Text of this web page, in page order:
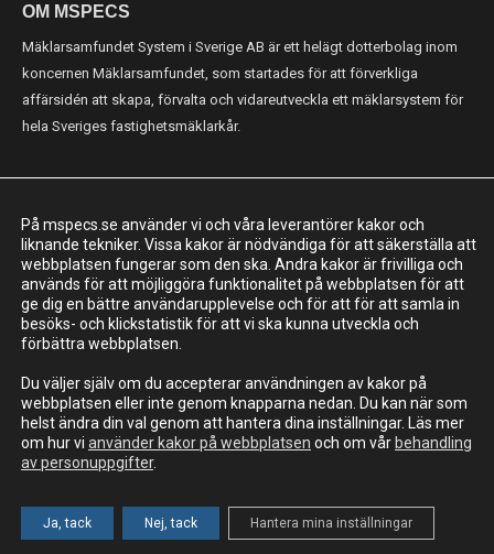
OM MSPECS
Mäklarsamfundet System i Sverige AB är ett helägt dotterbolag inom
koncernen Mäklarsamfundet, som startades för att förverkliga
affärsidén att skapa, förvalta och vidareutveckla ett mäklarsystem för
hela Sveriges fastighetsmäklarkår.
Mäklarsamfundet System i Sverige AB
Adress: Luntmakargatan 26, 111 37 Stockholm
010-221 61 00
support@mspecs.se
Information om personuppgifter
Cookies © MSIS AB 2023
På mspecs.se använder vi och våra leverantörer kakor och
liknande tekniker. Vissa kakor är nödvändiga för att säkerställa att
webbplatsen fungerar som den ska. Andra kakor är frivilliga och
används för att möjliggöra funktionalitet på webbplatsen för att
ge dig en bättre användarupplevelse och för att för att samla in
besöks- och klickstatistik för att vi ska kunna utveckla och
förbättra webbplatsen.
Du väljer själv om du accepterar användningen av kakor på
webbplatsen eller inte genom knapparna nedan. Du kan när som
helst ändra din val genom att hantera dina inställningar. Läs mer
om hur vi använder kakor på webbplatsen och om vår behandling
av personuppgifter.
Ja, tack Nej, tack Hantera mina inställningar